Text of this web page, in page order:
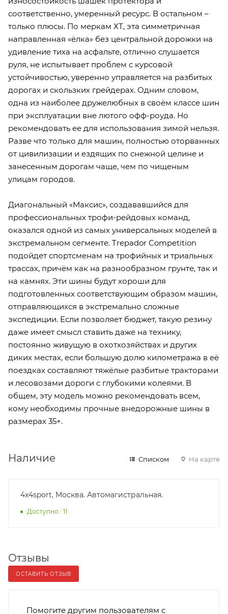
соответственно, умеренный ресурс. В остальном –
только плюсы. По меркам ХТ, эта симметричная
направленная «ёлка» без центральной дорожки на
удивление тиха на асфальте, отлично слушается
руля, не испытывает проблем с курсовой
устойчивостью, уверенно управляется на разбитых
дорогах и скользких грейдерах. Одним словом,
одна из наиболее дружелюбных в своём классе шин
при эксплуатации вне лютого офф-роуда. Но
рекомендовать ее для использования зимой нельзя.
Разве что только для машин, полностью оторванных
от цивилизации и ездящих по снежной целине и
занесенным дорогам чаще, чем по чищеным
улицам городов.
Диагональный «Максис», создававшийся для
профессиональных трофи-рейдовых команд,
оказался одной из самых универсальных моделей в
экстремальном сегменте. Trepador Competition
подойдет спортсменам на трофийных и триальных
трассах, причём как на разнообразном грунте, так и
на камнях. Эти шины будут хороши для
подготовленных соответствующим образом машин,
отправляющихся в экстремально сложные
экспедиции. Если позволяет бюджет, такую резину
даже имеет смысл ставить даже на технику,
постоянно живущую в охотхозяйствах и других
диких местах, если большую долю километража в её
поездках составляют тяжёлые разбитые тракторами
и лесовозами дороги с глубокими колеями. В
общем, эту модель можно рекомендовать всем,
кому необходимы прочные внедорожные шины в
размерах 35+.
Наличие Списком На карте
4x4sport, Москва. Автомагистральная.
Доступно.: 11
Отзывы
ОСТАВИТЬ ОТЗЫВ
Помогите другим пользователям с